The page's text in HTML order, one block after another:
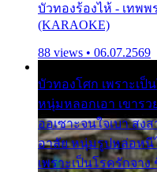
บัวทองร้องไห้ - เทพ
(KARAOKE)
88 views • 06.07.2569
บัวทองโศก เพราะเ
หนุ่มหลอกเอา เขาร
ออเซาะจนใจเบา สง
อาลัย หนุ่มรูปหล่อหนี
เพราะเป็นโรครักจาง